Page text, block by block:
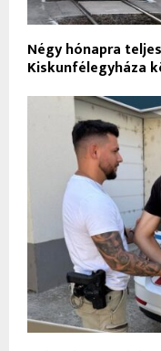
Négy hónapra
Kiskunfélegyháza